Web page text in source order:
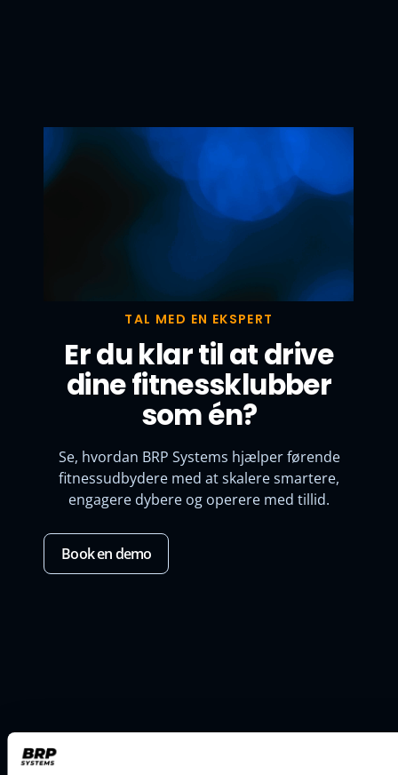
TAL MED EN EKSPERT
Er du klar til at drive
dine fitnessklubber
som én?
Se, hvordan BRP Systems hjælper førende
fitnessudbydere med at skalere smartere,
engagere dybere og operere med tillid.
Book en demo